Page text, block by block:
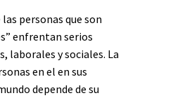
personas que son
enfrentan serios
laborales y sociales. La
en el en sus
depende de su